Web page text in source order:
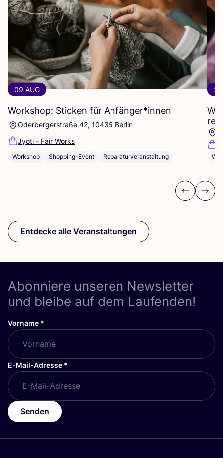
09 AUG
Workshop: Sticken für Anfänger*innen
Oderbergerstraße 42, 10435 Berlin
Jyoti - Fair Works
Workshop Shopping-Event Reparaturveranstaltung
Previous
Next
Entdecke alle Veranstaltungen
Abonniere unseren Newsletter
und bleibe auf dem Laufenden!
Vorname *
E-Mail-Adresse *
Senden